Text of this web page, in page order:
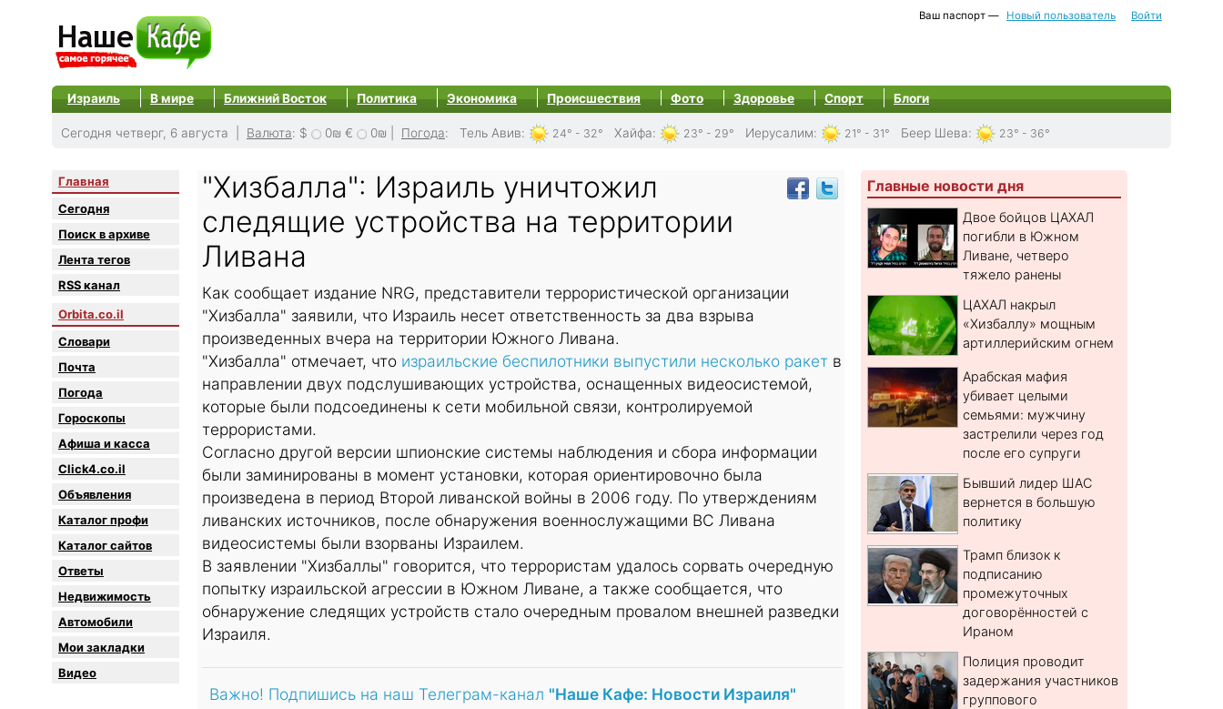
Ваш паспорт — Новый пользователь Войти
Израиль В мире Ближний Восток Политика Экономика Происшествия Фото Здоровье Спорт Блоги
Сегодня четверг, 6 августа | Валюта: $ 0₪ € 0₪ Погода: Тель Авив: 24° - 32° Хайфа: 23° - 29° Иерусалим: 21° - 31° Беер Шева: 23° - 36°
Главная
Сегодня
Поиск в архиве
Лента тегов
RSS канал
Orbita.co.il
Словари
Почта
Погода
Гороскопы
Афиша и касса
Click4.co.il
Объявления
Каталог профи
Каталог сайтов
Oтветы
Недвижимость
Автомобили
Мои закладки
Видео
"Хизбалла": Израиль уничтожил
следящие устройства на территории
Ливана
Как сообщает издание NRG, представители террористической организации
"Хизбалла" заявили, что Израиль несет ответственность за два взрыва
произведенных вчера на территории Южного Ливана.
"Хизбалла" отмечает, что израильские беспилотники выпустили несколько ракет в
направлении двух подслушивающих устройства, оснащенных видеосистемой,
которые были подсоединены к сети мобильной связи, контролируемой
террористами.
Согласно другой версии шпионские системы наблюдения и сбора информации
были заминированы в момент установки, которая ориентировочно была
произведена в период Второй ливанской войны в 2006 году. По утверждениям
ливанских источников, после обнаружения военнослужащими ВС Ливана
видеосистемы были взорваны Израилем.
В заявлении "Хизбаллы" говорится, что террористам удалось сорвать очередную
попытку израильской агрессии в Южном Ливане, а также сообщается, что
обнаружение следящих устройств стало очередным провалом внешней разведки
Израиля.
Важно! Подпишись на наш Телеграм-канал "Наше Кафе: Новости Израиля"
Главные новости дня
Двое бойцов ЦАХАЛ
погибли в Южном
Ливане, четверо
тяжело ранены
ЦАХАЛ накрыл
«Хизбаллу» мощным
артиллерийским огнем
Арабская мафия
убивает целыми
семьями: мужчину
застрелили через год
после его супруги
Бывший лидер ШАС
вернется в большую
политику
Трамп близок к
подписанию
промежуточных
договорённостей с
Ираном
Полиция проводит
задержания участников
группового